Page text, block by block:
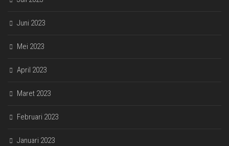
Juni 2023
Mei 2023
April 2023
Maret 2023
Februari 2023
Januari 2023